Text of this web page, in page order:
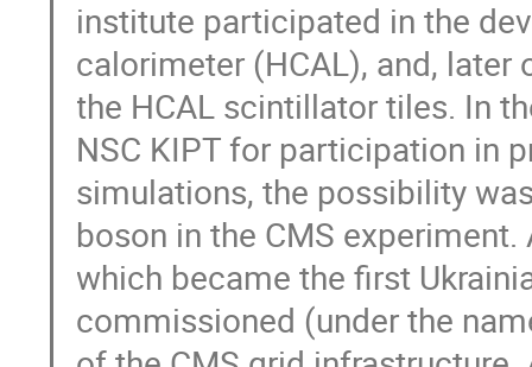
institute participated in the
calorimeter (HCAL), and,
the HCAL scintillator tiles. In
NSC KIPT for participation in
simulations, the possibility
boson in the CMS
which became the first
commissioned (under the